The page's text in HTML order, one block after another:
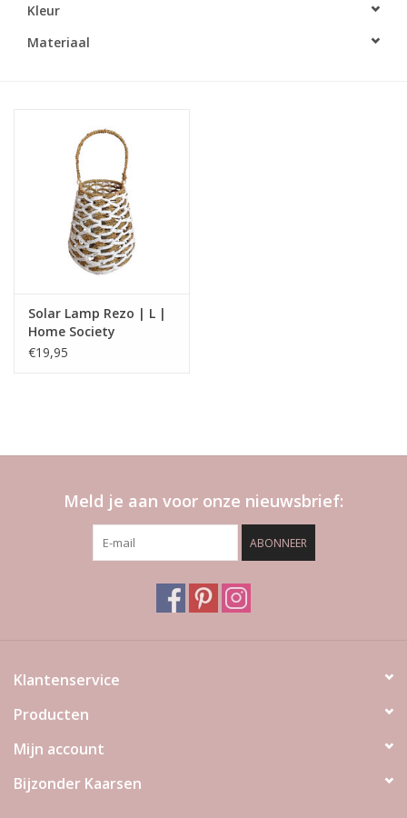
LED Kaarsen
Relatiegeschenken & Bedankjes
Huisparfums
Merken
Kleur
Materiaal
Solar Lamp Rezo | L |
Home Society
€19,95
Meld je aan voor onze nieuwsbrief:
ABONNEER
Klantenservice
Producten
Mijn account
Bijzonder Kaarsen